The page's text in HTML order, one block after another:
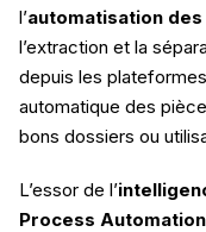
l’automatisation
l’extraction et la
depuis les
automatique des
bons dossiers ou
L’essor de l’
Process Automation